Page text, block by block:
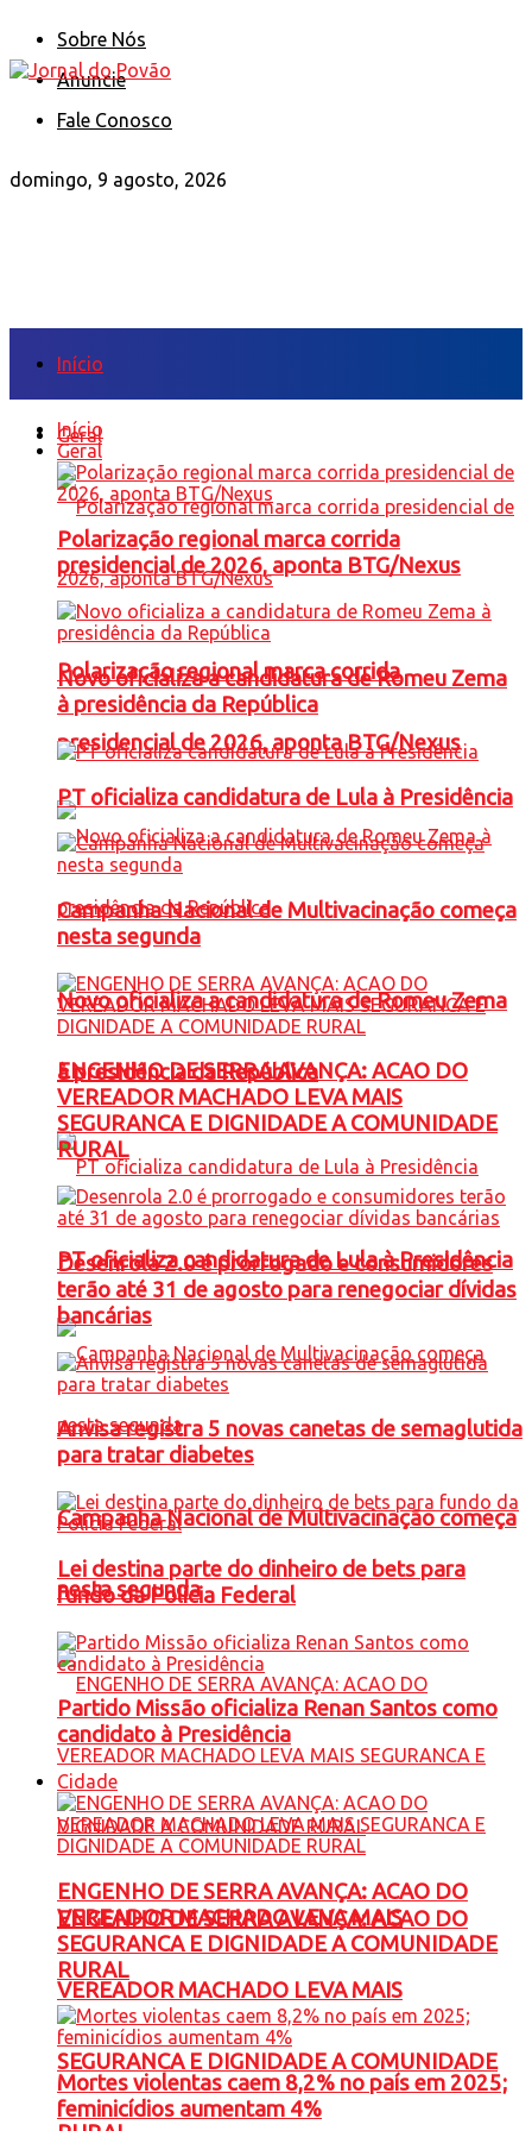
Sobre Nós
Anuncie
Fale Conosco
domingo, 9 agosto, 2026
Início
Geral
Polarização regional marca corrida
presidencial de 2026, aponta BTG/Nexus
Novo oficializa a candidatura de Romeu Zema
à presidência da República
PT oficializa candidatura de Lula à Presidência
Campanha Nacional de Multivacinação começa
nesta segunda
ENGENHO DE SERRA AVANÇA: ACAO DO
VEREADOR MACHADO LEVA MAIS
SEGURANCA E DIGNIDADE A COMUNIDADE
Início
Geral
Polarização regional marca corrida
presidencial de 2026, aponta BTG/Nexus
Novo oficializa a candidatura de Romeu Zema
à presidência da República
PT oficializa candidatura de Lula à Presidência
Campanha Nacional de Multivacinação começa
nesta segunda
ENGENHO DE SERRA AVANÇA: ACAO DO
VEREADOR MACHADO LEVA MAIS
SEGURANCA E DIGNIDADE A COMUNIDADE
RURAL
Desenrola 2.0 é prorrogado e consumidores
terão até 31 de agosto para renegociar dívidas
bancárias
Anvisa registra 5 novas canetas de semaglutida
para tratar diabetes
Lei destina parte do dinheiro de bets para
fundo da Polícia Federal
Partido Missão oficializa Renan Santos como
candidato à Presidência
Cidade
ENGENHO DE SERRA AVANÇA: ACAO DO
VEREADOR MACHADO LEVA MAIS
SEGURANCA E DIGNIDADE A COMUNIDADE
RURAL
Mortes violentas caem 8,2% no país em 2025;
feminicídios aumentam 4%